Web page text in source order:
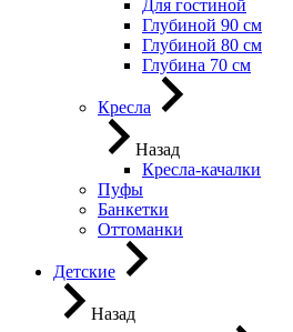
Для гостиной
Глубиной 90 см
Глубиной 80 см
Глубина 70 см
Кресла
Назад
Кресла-качалки
Пуфы
Банкетки
Оттоманки
Детские
Назад